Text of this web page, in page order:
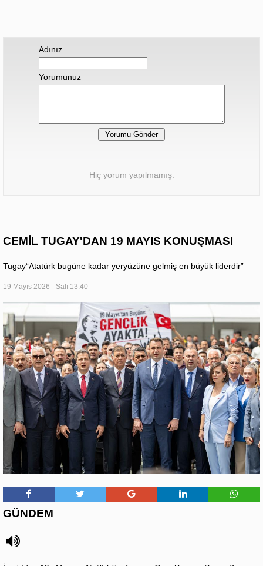
Adınız
Yorumunuz
Hiç yorum yapılmamış.
CEMİL TUGAY'DAN 19 MAYIS KONUŞMASI
Tugay“Atatürk bugüne kadar yeryüzüne gelmiş en büyük liderdir”
19 Mayıs 2026 - Salı 13:40
GÜNDEM